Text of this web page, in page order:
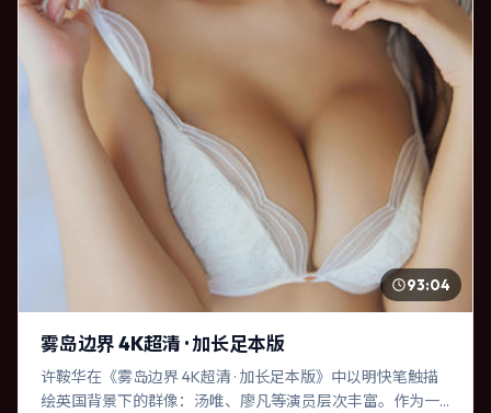
93:04
雾岛边界 4K超清 · 加长足本版
许鞍华在《雾岛边界 4K超清 · 加长足本版》中以明快笔触描
绘英国背景下的群像：汤唯、廖凡等演员层次丰富。作为一